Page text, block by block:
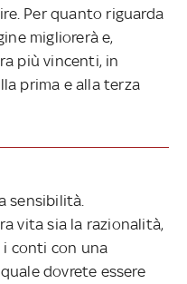
Per quanto riguarda
migliorerà e,
più vincenti, in
prima e alla terza
sensibilità.
vita sia la razionalità,
i conti con una
dovrete essere